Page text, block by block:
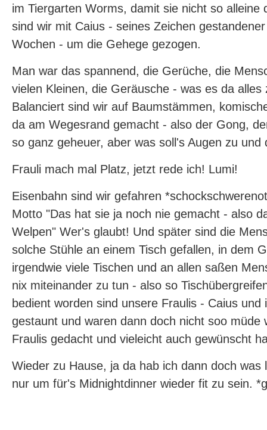
im Tiergarten Worms, damit sie nicht so alleine
sind wir mit Caius - seines Zeichen
Wochen - um die Gehege gezogen.
Man war das spannend, die Gerüche, die
vielen Kleinen, die Geräusche - was es da alles
Balanciert sind wir auf Baumstämmen,
da am Wegesrand gemacht - also der Gong,
so ganz geheuer, aber was soll's Augen zu und
Frauli mach mal Platz, jetzt rede ich! Lumi!
Eisenbahn sind wir gefahren
Motto "Das hat sie ja noch nie gemacht - also
Welpen" Wer's glaubt! Und später sind die
solche Stühle an einem Tisch gefallen, in dem
irgendwie viele Tischen und an allen saßen
nix miteinander zu tun - also so
bedient worden sind unsere Fraulis - Caius und
gestaunt und waren dann doch nicht soo müde
Fraulis gedacht und vieleicht auch gewünscht
Wieder zu Hause, ja da hab ich dann doch was
nur um für's Midnightdinner wieder fit zu sein.